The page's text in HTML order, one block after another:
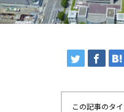
この記事のタ